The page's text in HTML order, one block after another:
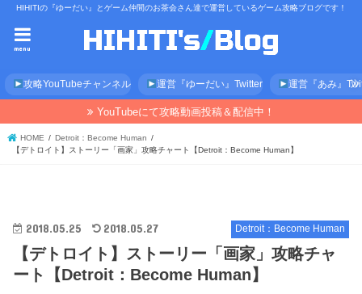
HIHITIの『ゆーだい』とゲーム仲間のお茶会さん達で運営しているゲーム攻略ブログです！
menu
攻略YouTubeチャンネル 運営『ゆーだい』Twitter 運営『あみ』
YouTubeにて攻略動画投稿＆配信中！
HOME
Detroit：Become Human
【デトロイト】ストーリー「画家」攻略チャート【Detroit：Become Human】
Detroit：Become Human
2018.05.25 2018.05.27
【デトロイト】ストーリー「画家」攻略チャ
ート【Detroit：Become Human】